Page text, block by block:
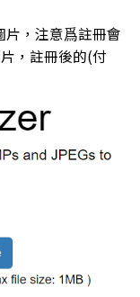
，注意爲註冊會
，註冊後的(付